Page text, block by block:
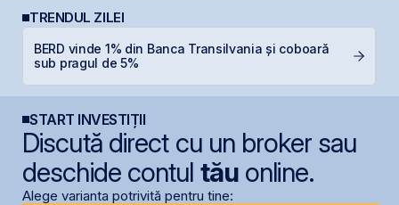
TRENDUL ZILEI
BERD vinde 1% din Banca Transilvania și coboară
sub pragul de 5%
START INVESTIȚII
Discută direct cu un broker sau
deschide contul tăuonline.
Alege varianta potrivită pentru tine: